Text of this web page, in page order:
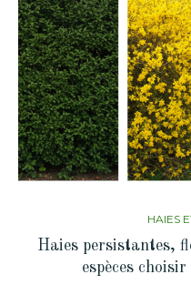
HAIES
Haies persistantes,
espèces